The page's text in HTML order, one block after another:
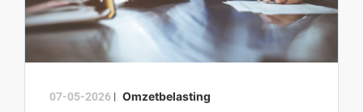
07-05-2026 | Omzetbelasting